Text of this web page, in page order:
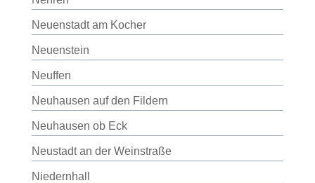
Neuenstadt am Kocher
Neuenstein
Neuffen
Neuhausen auf den Fildern
Neuhausen ob Eck
Neustadt an der Weinstraße
Niedernhall